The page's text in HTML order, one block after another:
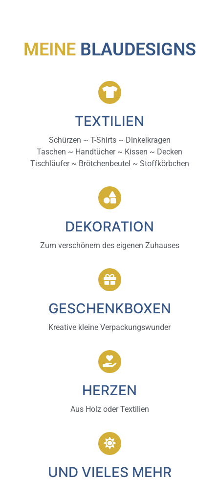
MEINE BLAUDESIGNS
TEXTILIEN
Schürzen ~ T-Shirts ~ Dinkelkragen
Taschen ~ Handtücher ~ Kissen ~ Decken
Tischläufer ~ Brötchenbeutel ~ Stoffkörbchen
DEKORATION
Zum verschönern des eigenen Zuhauses
GESCHENKBOXEN
Kreative kleine Verpackungswunder
HERZEN
Aus Holz oder Textilien
UND VIELES MEHR